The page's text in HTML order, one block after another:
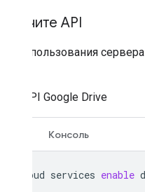
Включите API
Для использования
API Google Drive
Консоль
gcloud services enable